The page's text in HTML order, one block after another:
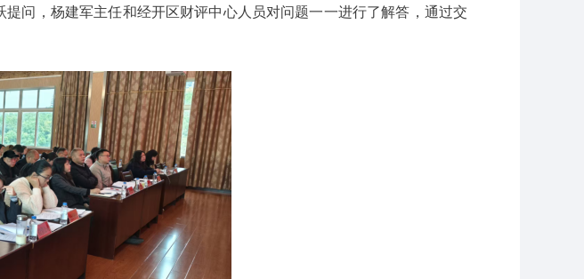
问，杨建军主任和经开区财评中心人员对问题一一进行了解答，通过交